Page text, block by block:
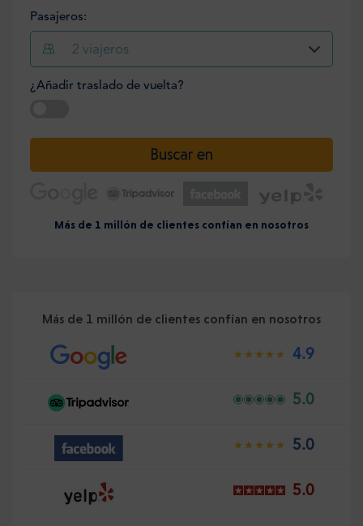
Pasajeros:
2 viajeros
¿Añadir traslado de vuelta?
Buscar en
Más de 1 millón de clientes confían en nosotros
Más de 1 millón de clientes confían en nosotros
4.9
5.0
5.0
5.0